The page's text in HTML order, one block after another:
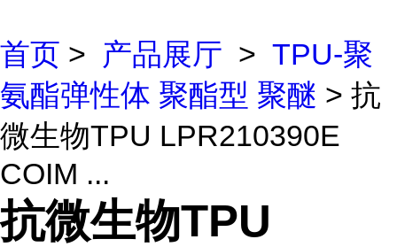
首页 > 产品展厅 > TPU-聚
氨酯弹性体 聚酯型 聚醚 > 抗
微生物TPU LPR210390E
COIM ...
抗微生物TPU